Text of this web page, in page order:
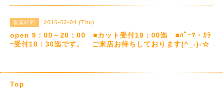
営業時間 2016-02-04 (Thu)
open 9：00～20：00 ■カット受付19：00迄 ■ﾊﾟｰﾏ・ｶﾗ
ｰ受付18：30迄です。 ご来店お待ちしております(^_-)-☆
Top